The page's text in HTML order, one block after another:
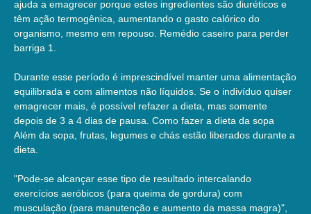
ajuda a emagrecer porque estes ingredientes são diuréticos e
têm ação termogênica, aumentando o gasto calórico do
organismo, mesmo em repouso. Remédio caseiro para perder
barriga 1.
Durante esse período é imprescindível manter uma alimentação
equilibrada e com alimentos não líquidos. Se o indivíduo quiser
emagrecer mais, é possível refazer a dieta, mas somente
depois de 3 a 4 dias de pausa. Como fazer a dieta da sopa
Além da sopa, frutas, legumes e chás estão liberados durante a
dieta.
"Pode-se alcançar esse tipo de resultado intercalando
exercícios aeróbicos (para queima de gordura) com
musculação (para manutenção e aumento da massa magra)",